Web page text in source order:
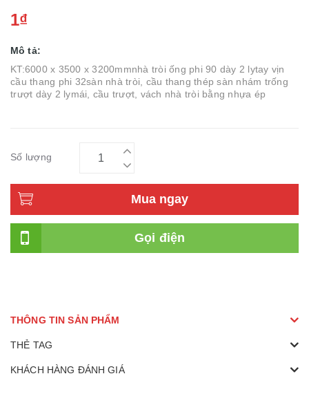
1₫
Mô tả:
KT:6000 x 3500 x 3200mmnhà tròi ống phi 90 dày 2 lytay vịn
cầu thang phi 32sàn nhà tròi, cầu thang thép sàn nhám trống
trượt dày 2 lymái, cầu trượt, vách nhà tròi bằng nhựa ép
Số lượng
Mua ngay
Gọi điện
THÔNG TIN SẢN PHẨM
THẺ TAG
KHÁCH HÀNG ĐÁNH GIÁ